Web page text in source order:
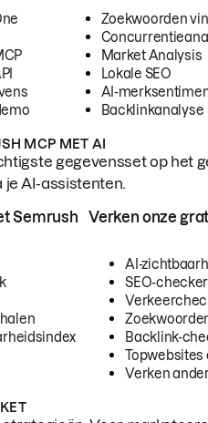
Zoekwoorden
Market Analysis
Lokale SEO
AI-
Backlinkanalyse
MCP MET AI
gegevensset op het
je AI-assistenten.
Semrush Verken onze
AI-
SEO-checker
Backlink-
Topwebsites
Verken